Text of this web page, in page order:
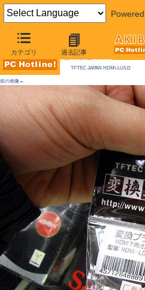
カテゴリ 過去記事
AKIBA PC Hotline!
TFTEC JAPAN HDMI-LU/LD
前の画像←